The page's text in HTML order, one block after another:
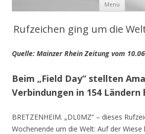
Menü
Rufzeichen ging um die
Quelle: Mainzer Rhein Zeitung vom
Beim „Field Day“ stellten
Verbindungen in 154 Ländern
BRETZENHEIM. „DL0MZ“ – dieses
Wochenende um die Welt: Auf der